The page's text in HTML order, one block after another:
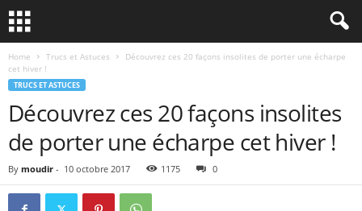
Home Trucs et Astuces
Découvrez ces 20 façons insolites de porter une écharpe
cet hiver !
TRUCS ET ASTUCES
Découvrez ces 20 façons insolites
de porter une écharpe cet hiver !
By moudir - 10 octobre 2017 1175 0